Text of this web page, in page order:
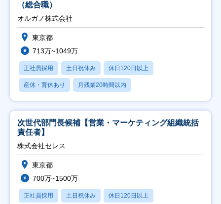
（総合職）
オルガノ株式会社
東京都
713万~1049万
正社員採用 土日祝休み 休日120日以上
産休・育休あり 月残業20時間以内
次世代部門長候補【営業・マーケティング組織統括
責任者】
株式会社セレス
東京都
700万~1500万
正社員採用 土日祝休み 休日120日以上